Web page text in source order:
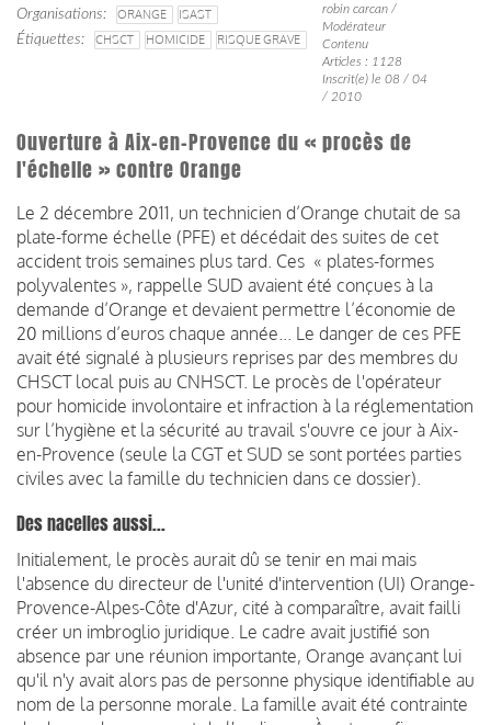
Organisations ORANGE
ISAST
Étiquettes
CHSCT HOMICIDE RISQUE GRAVE
robin carcan /
Modérateur
Contenu
Articles : 1128
Inscrit(e) le 08 / 04
/ 2010
Ouverture à Aix-en-Provence du « procès de
l'échelle » contre Orange
Le 2 décembre 2011, un technicien d’Orange chutait de sa
plate-forme échelle (PFE) et décédait des suites de cet
accident trois semaines plus tard. Ces « plates-formes
polyvalentes », rappelle SUD avaient été conçues à la
demande d’Orange et devaient permettre l’économie de
20 millions d’euros chaque année... Le danger de ces PFE
avait été signalé à plusieurs reprises par des membres du
CHSCT local puis au CNHSCT. Le procès de l'opérateur
pour homicide involontaire et infraction à la réglementation
sur l’hygiène et la sécurité au travail s'ouvre ce jour à Aix-
en-Provence (seule la CGT et SUD se sont portées parties
civiles avec la famille du technicien dans ce dossier).
Des nacelles aussi...
Initialement, le procès aurait dû se tenir en mai mais
l'absence du directeur de l'unité d'intervention (UI) Orange-
Provence-Alpes-Côte d'Azur, cité à comparaître, avait failli
créer un imbroglio juridique. Le cadre avait justifié son
absence par une réunion importante, Orange avançant lui
qu'il n'y avait alors pas de personne physique identifiable au
nom de la personne morale. La famille avait été contrainte